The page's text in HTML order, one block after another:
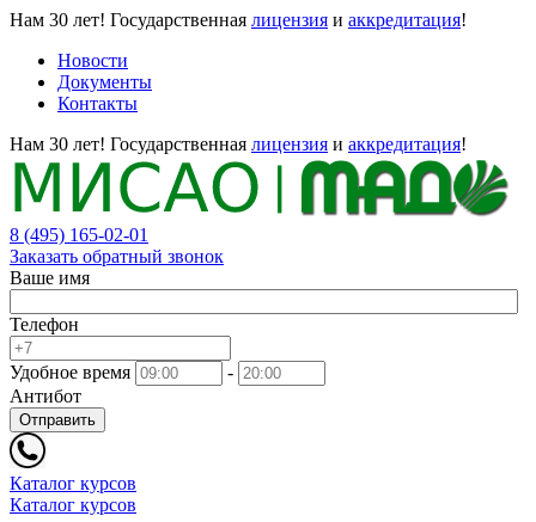
Нам 30 лет! Государственная лицензия и аккредитация!
Новости
Документы
Контакты
Нам 30 лет! Государственная лицензия и аккредитация!
8 (495) 165-02-01
Заказать обратный звонок
Ваше имя
Телефон
Удобное время
-
Антибот
Отправить
Каталог курсов
Каталог курсов